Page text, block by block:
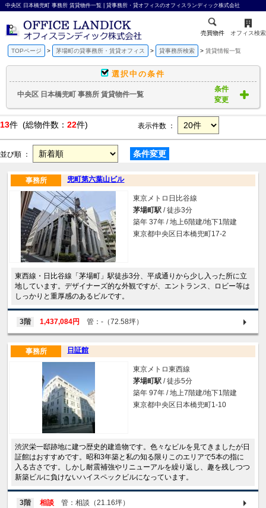
中央区 日本橋兜町 事務所 賃貸物件一覧 | 貸事務所・貸オフィスのオフィスランディック株式会社
売買物件 オフィス検索
TOPページ 茅場町の貸事務所・賃貸オフィス 貸事務所検索 賃貸情報一覧
選択中の条件
中央区 日本橋兜町 事務所 賃貸物件一覧
条件
変更
13件 (総物件数： 22件) 表示件数 ：
並び順 ： 条件変更
兜町第六葉山ビル
事務所
東京メトロ日比谷線
茅場町駅 / 徒歩3分
築年 37年 / 地上6階建/地下1階建
東京都中央区日本橋兜町17-2
東西線・日比谷線「茅場町」駅徒歩3分、平成通りから少し入った所に立
地しています。デザイナーズ的な外観ですが、エントランス、ロビー等は
しっかりと重厚感のあるビルです。
3階 1,437,084円 管：-（72.58坪）
日証館
事務所
東京メトロ東西線
茅場町駅 / 徒歩5分
築年 97年 / 地上7階建/地下1階建
東京都中央区日本橋兜町1-10
渋沢栄一邸跡地に建つ歴史的建造物です。色々なビルを見てきましたが日
証館はおすすめです。昭和3年築と私の知る限りこのエリアで5本の指に
入る古さです。しかし耐震補強やリニューアルを繰り返し、趣を残しつつ
新築ビルに負けないハイスペックビルになっています。
3階 相談 管：相談（21.16坪）